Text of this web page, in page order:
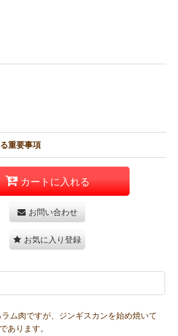
重要事項
カートに入れる
お問い合わせ
お気に入り登録
ム肉ですが、ジンギスカンを始め焼いて
あります。